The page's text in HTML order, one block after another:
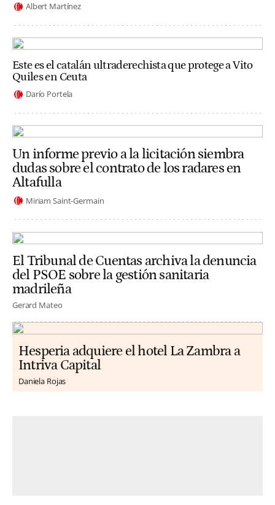
Albert Martínez
Este es el catalán ultraderechista que protege a Vito
Quiles en Ceuta
Darío Portela
Un informe previo a la licitación siembra
dudas sobre el contrato de los radares en
Altafulla
Miriam Saint-Germain
El Tribunal de Cuentas archiva la denuncia
del PSOE sobre la gestión sanitaria
madrileña
Gerard Mateo
Hesperia adquiere el hotel La Zambra a
Intriva Capital
Daniela Rojas